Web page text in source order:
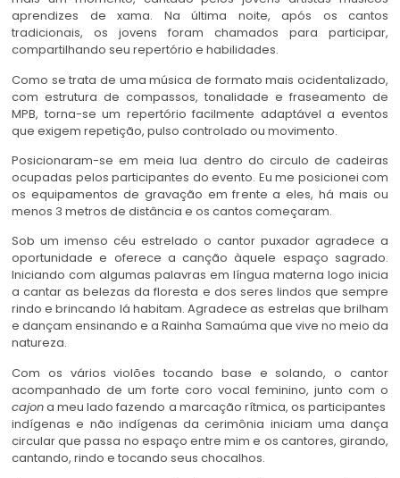
aprendizes de xama. Na última noite, após os cantos
tradicionais, os jovens foram chamados para participar,
compartilhando seu repertório e habilidades.
Como se trata de uma música de formato mais ocidentalizado,
com estrutura de compassos, tonalidade e fraseamento de
MPB, torna-se um repertório facilmente adaptável a eventos
que exigem repetição, pulso controlado ou movimento.
Posicionaram-se em meia lua dentro do circulo de cadeiras
ocupadas pelos participantes do evento. Eu me posicionei com
os equipamentos de gravação em frente a eles, há mais ou
menos 3 metros de distância e os cantos começaram.
Sob um imenso céu estrelado o cantor puxador agradece a
oportunidade e oferece a canção àquele espaço sagrado.
Iniciando com algumas palavras em língua materna logo inicia
a cantar as belezas da floresta e dos seres lindos que sempre
rindo e brincando lá habitam. Agradece as estrelas que brilham
e dançam ensinando e a Rainha Samaúma que vive no meio da
natureza.
Com os vários violões tocando base e solando, o cantor
acompanhado de um forte coro vocal feminino, junto com o
cajona meu lado fazendo a marcação rítmica, os participantes
indígenas e não indígenas da cerimônia iniciam uma dança
circular que passa no espaço entre mim e os cantores, girando,
cantando, rindo e tocando seus chocalhos.